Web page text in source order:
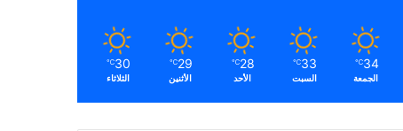
34
℃
الجمعة
33
℃
السبت
28
℃
الأحد
29
℃
الأثنين
30
℃
الثلاثاء